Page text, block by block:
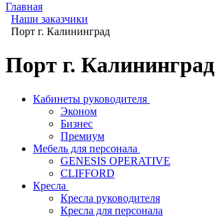
Главная
Наши заказчики
Порт г. Калининград
Порт г. Калининград
Кабинеты руководителя
Эконом
Бизнес
Премиум
Мебель для персонала
GENESIS OPERATIVE
CLIFFORD
Кресла
Кресла руководителя
Кресла для персонала